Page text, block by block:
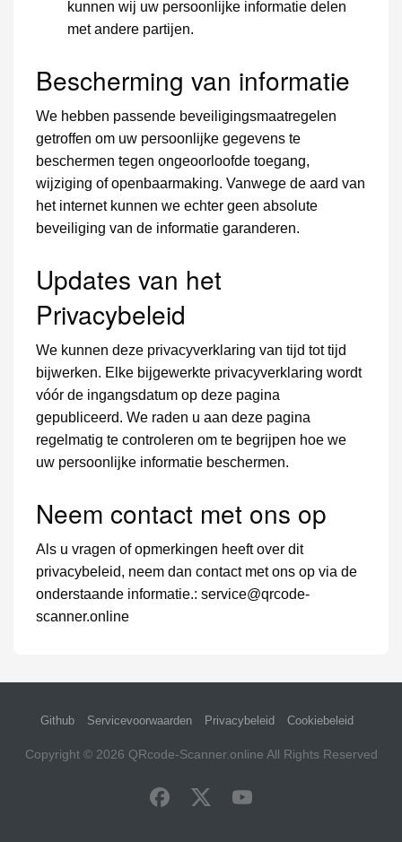
kunnen wij uw persoonlijke informatie delen
met andere partijen.
Bescherming van informatie
We hebben passende beveiligingsmaatregelen
getroffen om uw persoonlijke gegevens te
beschermen tegen ongeoorloofde toegang,
wijziging of openbaarmaking. Vanwege de aard van
het internet kunnen we echter geen absolute
beveiliging van de informatie garanderen.
Updates van het
Privacybeleid
We kunnen deze privacyverklaring van tijd tot tijd
bijwerken. Elke bijgewerkte privacyverklaring wordt
vóór de ingangsdatum op deze pagina
gepubliceerd. We raden u aan deze pagina
regelmatig te controleren om te begrijpen hoe we
uw persoonlijke informatie beschermen.
Neem contact met ons op
Als u vragen of opmerkingen heeft over dit
privacybeleid, neem dan contact met ons op via de
onderstaande informatie.: service@qrcode-
scanner.online
Github Servicevoorwaarden Privacybeleid Cookiebeleid
Copyright © 2026 QRcode-Scanner.online All Rights Reserved